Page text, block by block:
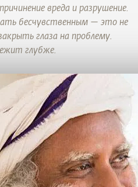
вреда и разрушение.
бесчувственным — это не
глаза на проблему.
глубже.